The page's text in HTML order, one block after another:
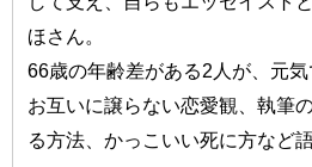
ほさん。
66歳の年齢差がある2人が、元気
お互いに譲らない恋愛観、執筆
る方法、かっこいい死に方など